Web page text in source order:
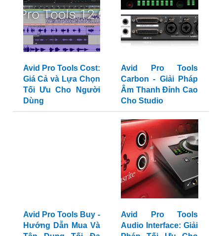
Avid Pro Tools Cost:
Giá Cả và Lựa Chọn
Tối Ưu Cho Người
Dùng
Avid Pro Tools
Carbon - Giải Pháp
Âm Thanh Đỉnh Cao
Cho Studio
Avid Pro Tools Buy -
Hướng Dẫn Mua Và
Avid Pro Tools
Audio Interface: Giải